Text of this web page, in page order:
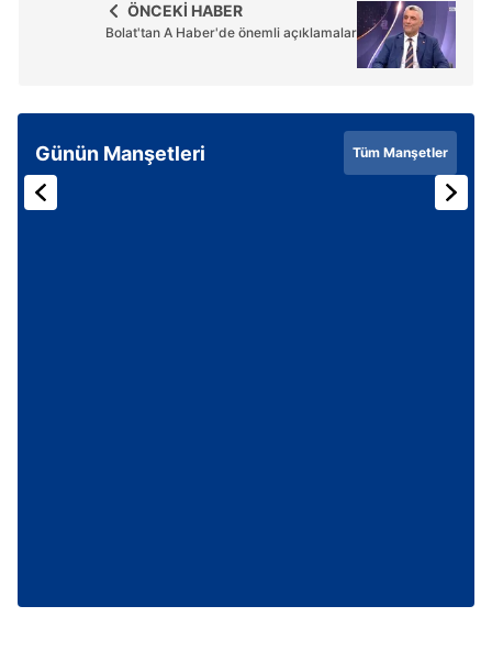
ÖNCEKİ HABER
Bolat'tan A Haber'de önemli açıklamalar
Günün Manşetleri Tüm Manşetler